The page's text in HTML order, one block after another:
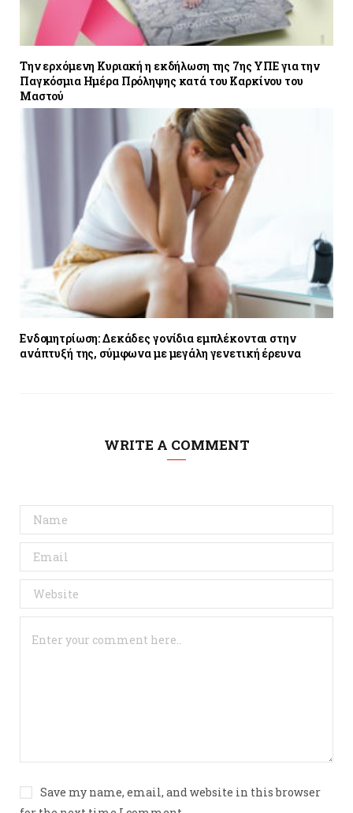
Tην ερχόμενη Κυριακή η εκδήλωση της 7ης ΥΠΕ για την
Παγκόσμια Ημέρα Πρόληψης κατά του Καρκίνου του
Μαστού
Ενδομητρίωση: Δεκάδες γονίδια εμπλέκονται στην
ανάπτυξή της, σύμφωνα με μεγάλη γενετική έρευνα
WRITE A COMMENT
Save my name, email, and website in this browser